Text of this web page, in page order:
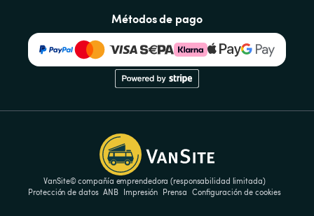
Métodos de pago
VanSite© compañía emprendedora (responsabilidad limitada)
Protección de datos ANB Impresión Prensa Configuración de cookies